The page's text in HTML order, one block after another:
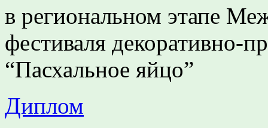
в региональном этапе
фестиваля декоративно-
“Пасхальное яйцо”
Диплом